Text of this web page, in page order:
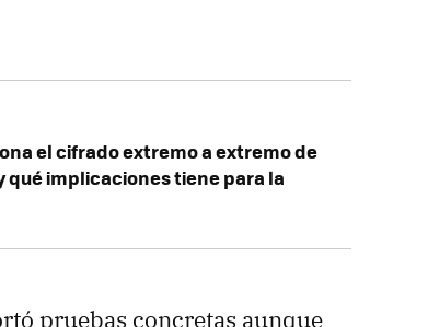
el cifrado extremo a extremo de
qué implicaciones tiene para la
pruebas concretas aunque